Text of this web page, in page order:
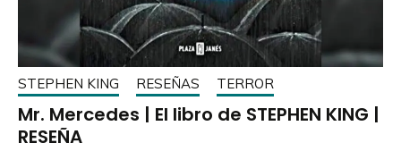
STEPHEN KING RESEÑAS TERROR
Mr. Mercedes | El libro de STEPHEN KING |
RESEÑA